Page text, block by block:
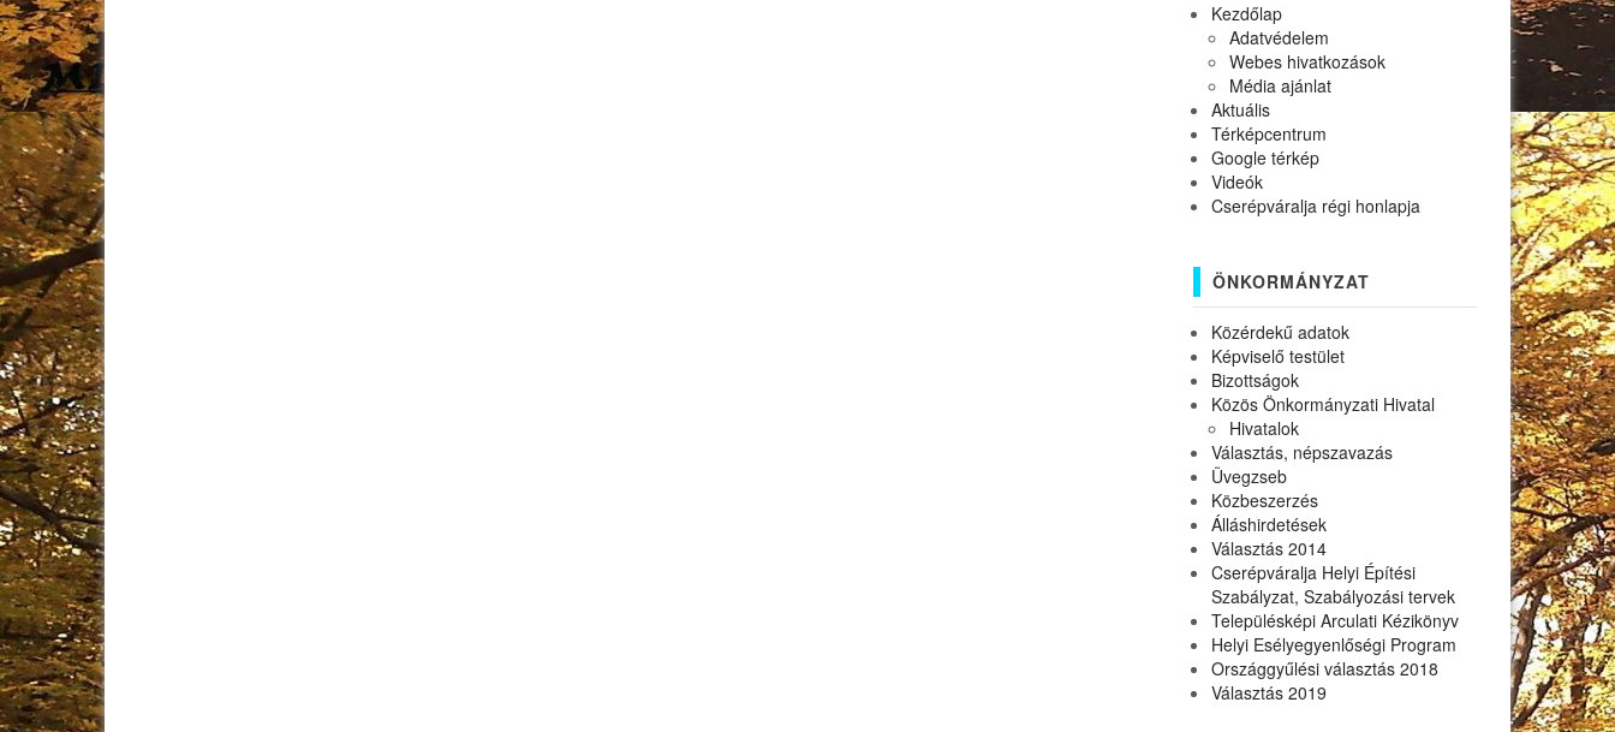
Kezdőlap
Adatvédelem
Webes hivatkozások
Média ajánlat
Aktuális
Térképcentrum
Google térkép
Videók
Cserépváralja régi honlapja
ÖNKORMÁNYZAT
Közérdekű adatok
Képviselő testület
Bizottságok
Közös Önkormányzati Hivatal
Hivatalok
Választás, népszavazás
Üvegzseb
Közbeszerzés
Álláshirdetések
Választás 2014
Cserépváralja Helyi Építési
Szabályzat, Szabályozási tervek
Településképi Arculati Kézikönyv
Helyi Esélyegyenlőségi Program
Országgyűlési választás 2018
Választás 2019